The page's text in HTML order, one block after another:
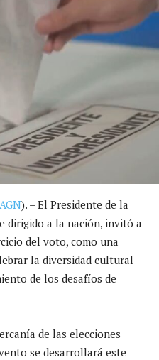
AGN). – El Presidente de la
dirigido a la nación, invitó a
del voto, como una
la diversidad cultural
de los desafíos de
de las elecciones
se desarrollará este